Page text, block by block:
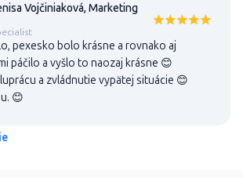
Vojčiniaková, Marketing
pexesko bolo krásne a rovnako aj
páčilo a vyšlo to naozaj krásne 😊
a zvládnutie vypätej situácie 😊
😊